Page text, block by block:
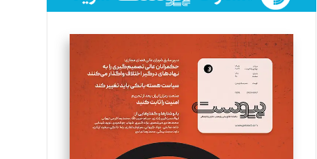
فائزه فتحی رستمی
تحریریه
سروش کرمیان
تحریریه
مینا پاکدل